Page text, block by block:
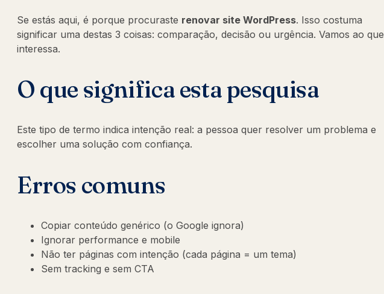
Se estás aqui, é porque procuraste renovar site WordPress. Isso costuma
significar uma destas 3 coisas: comparação, decisão ou urgência. Vamos ao que
interessa.
O que significa esta pesquisa
Este tipo de termo indica intenção real: a pessoa quer resolver um problema e
escolher uma solução com confiança.
Erros comuns
Copiar conteúdo genérico (o Google ignora)
Ignorar performance e mobile
Não ter páginas com intenção (cada página = um tema)
Sem tracking e sem CTA